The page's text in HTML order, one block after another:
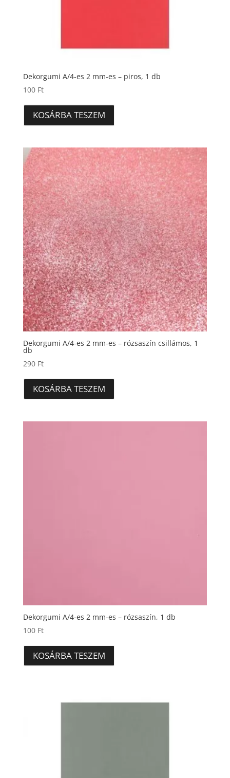
Dekorgumi A/4-es 2 mm-es – piros, 1 db
100 Ft
KOSÁRBA TESZEM
Dekorgumi A/4-es 2 mm-es – rózsaszín csillámos, 1
db
290 Ft
KOSÁRBA TESZEM
Dekorgumi A/4-es 2 mm-es – rózsaszín, 1 db
100 Ft
KOSÁRBA TESZEM